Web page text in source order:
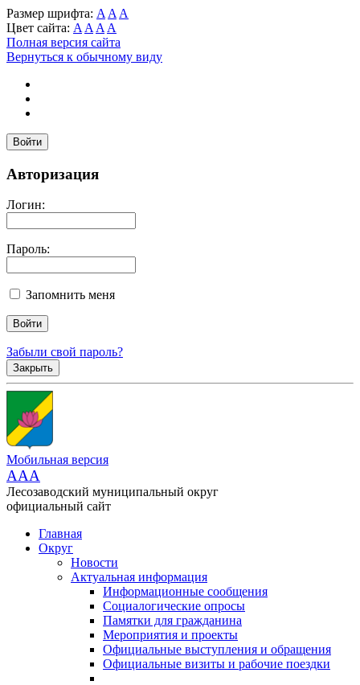
Размер шрифта: A A A
Цвет сайта: A A A A
Полная версия сайта
Вернуться к обычному виду
Войти
Авторизация
Логин:
Пароль:
Запомнить меня
Забыли свой пароль?
Закрыть
Мобильная версия
AAA
Лесозаводский муниципальный округ
официальный сайт
Главная
Округ
Новости
Актуальная информация
Информационные сообщения
Социалогические опросы
Памятки для гражданина
Мероприятия и проекты
Официальные выступления и обращения
Официальные визиты и рабочие поездки